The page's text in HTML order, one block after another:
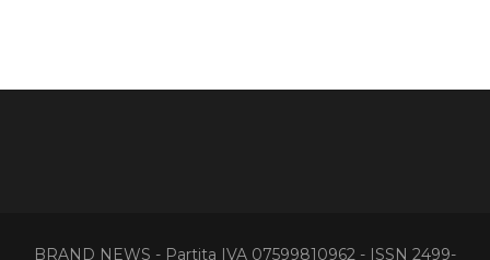
BRAND NEWS - Partita IVA 07599810962 - ISSN 2499-